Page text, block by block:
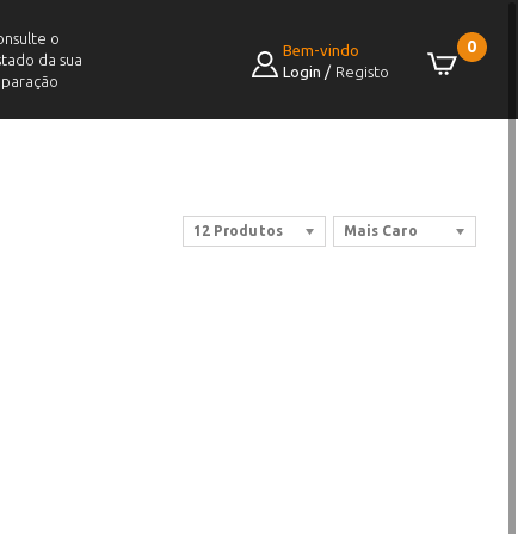
o
da sua
0
Bem-vindo
Login / Registo
Mais Caro
12 Produtos